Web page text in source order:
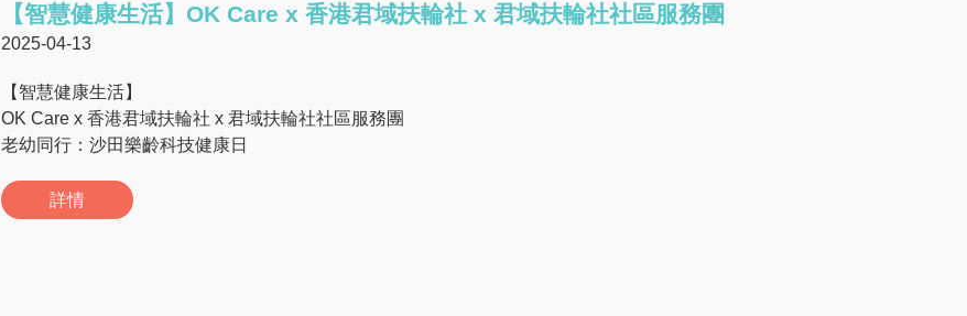
【智慧健康生活】OK Care x 香港君域扶輪社 x 君域扶輪社社區服務團
2025-04-13
【智慧健康生活】
OK Care x 香港君域扶輪社 x 君域扶輪社社區服務團
老幼同行：沙田樂齡科技健康日
詳情